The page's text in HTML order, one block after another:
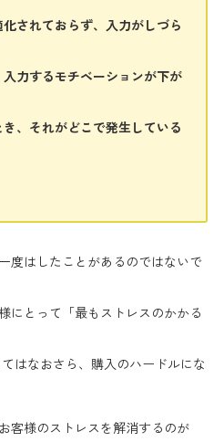
化されておらず、入力がしづら
力するモチベーションが下が
、それがどこで発生している
度はしたことがあるのではないで
にとって「最もストレスのかかる
はなおさら、購入のハードルにな
客様のストレスを解消するのが